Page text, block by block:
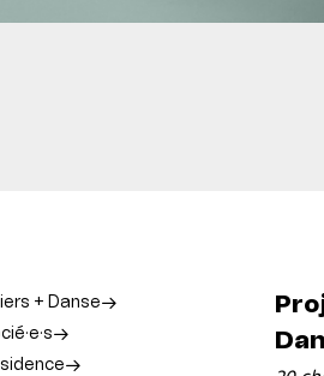
+ Danse